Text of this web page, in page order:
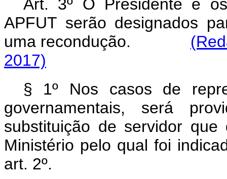
Art. 3º O Presidente e
APFUT serão designados
uma recondução.
2017)
§ 1º Nos casos de
governamentais, será
substituição de servidor
Ministério pelo qual foi
art. 2º.